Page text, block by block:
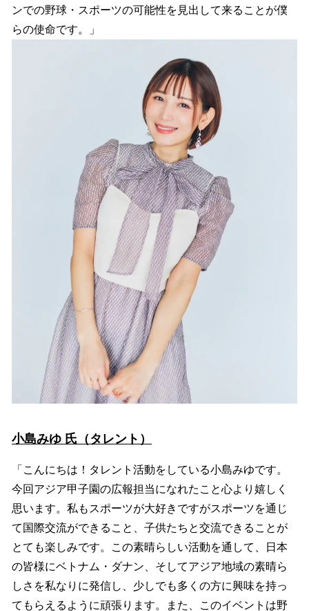
ンでの野球・スポーツの可能性を見出して来ることが僕
らの使命です。」
小島みゆ 氏（タレント）
「こんにちは！タレント活動をしている小島みゆです。
今回アジア甲子園の広報担当になれたこと心より嬉しく
思います。私もスポーツが大好きですがスポーツを通じ
て国際交流ができること、子供たちと交流できることが
とても楽しみです。この素晴らしい活動を通して、日本
の皆様にベトナム・ダナン、そしてアジア地域の素晴ら
しさを私なりに発信し、少しでも多くの方に興味を持っ
てもらえるように頑張ります。また、このイベントは野